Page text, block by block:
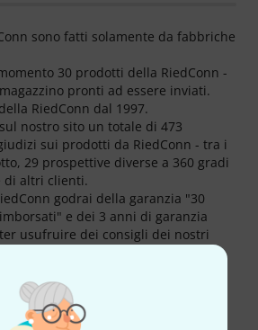
sono fatti solamente da fabbriche
30 prodotti della RiedConn -
pronti ad essere inviati.
RiedConn dal 1997.
nostro sito un totale di 473
sui prodotti da RiedConn - tra i
29 prospettive diverse a 360 gradi
di altri clienti.
godrai della garanzia "30
e dei 3 anni di garanzia
usufruire dei consigli dei nostri
informazioni sul produttore su